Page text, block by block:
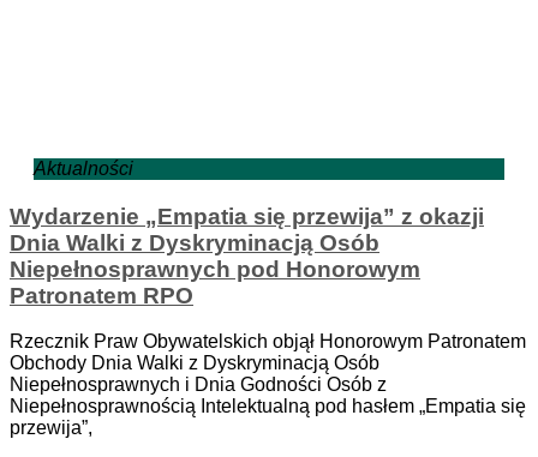
Aktualności
Wydarzenie „Empatia się przewija” z okazji
Dnia Walki z Dyskryminacją Osób
Niepełnosprawnych pod Honorowym
Patronatem RPO
Rzecznik Praw Obywatelskich objął Honorowym Patronatem
Obchody Dnia Walki z Dyskryminacją Osób
Niepełnosprawnych i Dnia Godności Osób z
Niepełnosprawnością Intelektualną pod hasłem „Empatia się
przewija”,